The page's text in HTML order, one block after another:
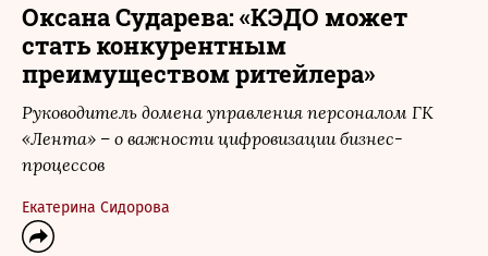
Оксана Сударева: «КЭДО может
стать конкурентным
преимуществом ритейлера»
Руководитель домена управления персоналом ГК
«Лента» – о важности цифровизации бизнес-
процессов
Екатерина Сидорова